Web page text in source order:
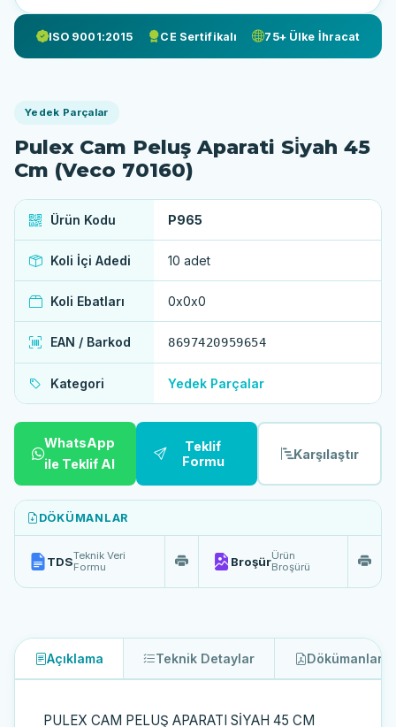
ISO 9001:2015 CE Sertifikalı 75+ Ülke İhracat
Yedek Parçalar
Pulex Cam Peluş Aparati Si̇yah 45
Cm (Veco 70160)
Ürün Kodu P965
Koli İçi Adedi 10 adet
Koli Ebatları 0x0x0
EAN / Barkod 8697420959654
Kategori Yedek Parçalar
WhatsApp
ile Teklif Al
Teklif
Formu
Karşılaştır
DÖKÜMANLAR
TDSTeknik Veri
Formu
BroşürÜrün
Broşürü
Açıklama Teknik Detaylar Dökümanlar
PULEX CAM PELUŞ APARATI SİYAH 45 CM